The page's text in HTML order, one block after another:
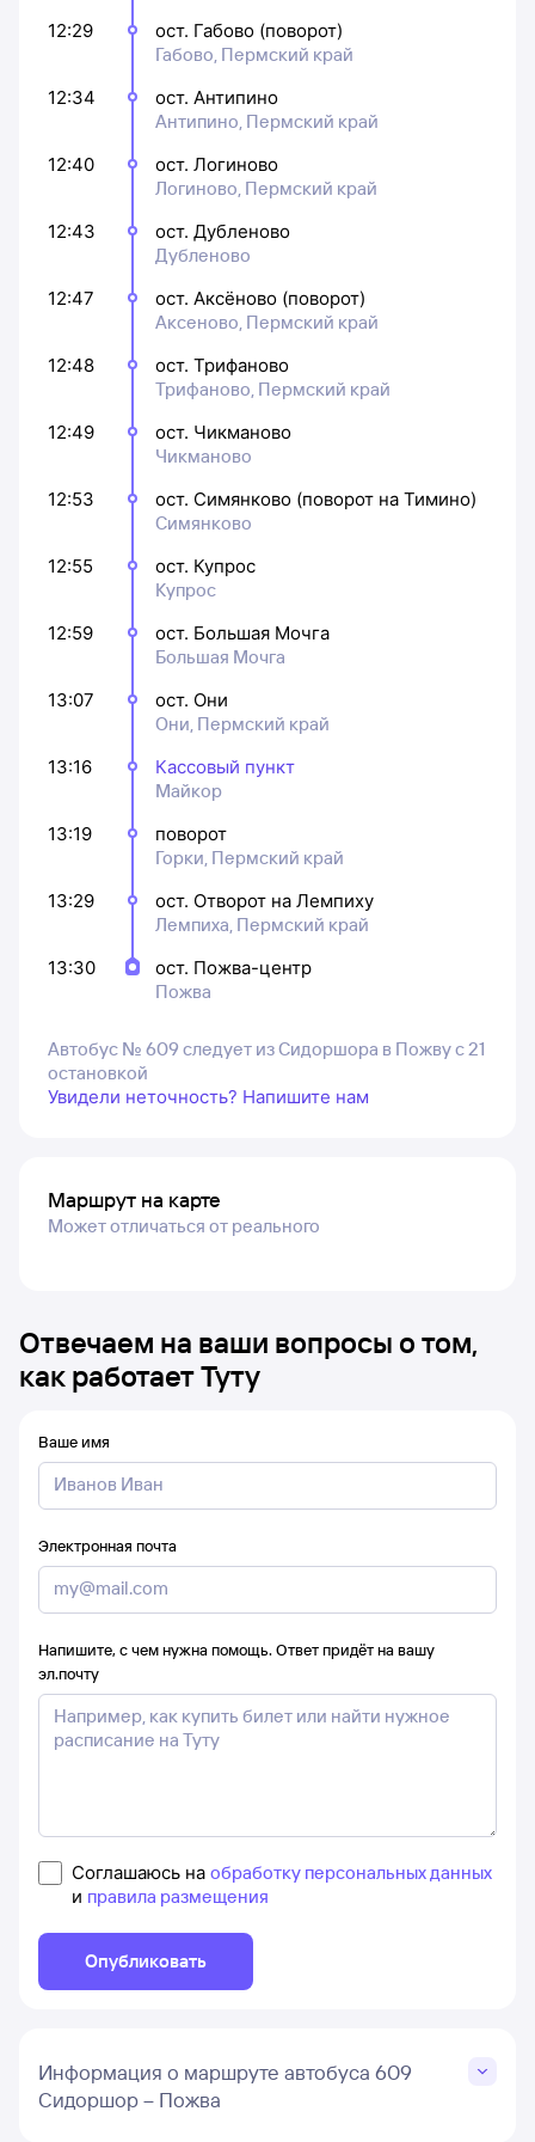
12:29
ост. Габово (поворот)
Габово, Пермский край
12:34
ост. Антипино
Антипино, Пермский край
12:40
ост. Логиново
Логиново, Пермский край
12:43
ост. Дубленово
Дубленово
12:47
ост. Аксёново (поворот)
Аксеново, Пермский край
12:48
ост. Трифаново
Трифаново, Пермский край
12:49
ост. Чикманово
Чикманово
12:53
ост. Симянково (поворот на Тимино)
Симянково
12:55
ост. Купрос
Купрос
12:59
ост. Большая Мочга
Большая Мочга
13:07
ост. Они
Они, Пермский край
13:16
Кассовый пункт
Майкор
13:19
поворот
Горки, Пермский край
13:29
ост. Отворот на Лемпиху
Лемпиха, Пермский край
13:30
ост. Пожва-центр
Пожва
Автобус № 609 следует из Сидоршора в Пожву с 21
остановкой
Увидели неточность? Напишите нам
Маршрут на карте
Может отличаться от реального
Отвечаем на ваши вопросы о том,
как работает Туту
Ваше имя
Электронная почта
Напишите, с чем нужна помощь. Ответ придёт на вашу
эл.почту
Соглашаюсь на обработку персональных данных
и правила размещения
Опубликовать
Информация о маршруте автобуса 609
Сидоршор – Пожва